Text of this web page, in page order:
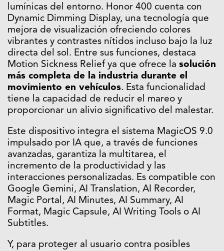
lumínicas del entorno. Honor 400 cuenta con
Dynamic Dimming Display, una tecnología que
mejora de visualización ofreciendo colores
vibrantes y contrastes nítidos incluso bajo la luz
directa del sol. Entre sus funciones, destaca
Motion Sickness Relief ya que ofrece la solución
más completa de la industria durante el
movimiento en vehículos. Esta funcionalidad
tiene la capacidad de reducir el mareo y
proporcionar un alivio significativo del malestar.
Este dispositivo integra el sistema MagicOS 9.0
impulsado por IA que, a través de funciones
avanzadas, garantiza la multitarea, el
incremento de la productividad y las
interacciones personalizadas. Es compatible con
Google Gemini, AI Translation, AI Recorder,
Magic Portal, AI Minutes, AI Summary, AI
Format, Magic Capsule, AI Writing Tools o AI
Subtitles.
Y, para proteger al usuario contra posibles